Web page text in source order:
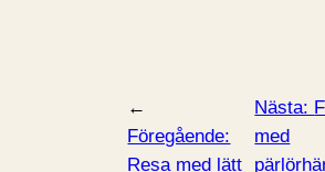
←
Föregående:
Resa med lätt
Nästa:
med